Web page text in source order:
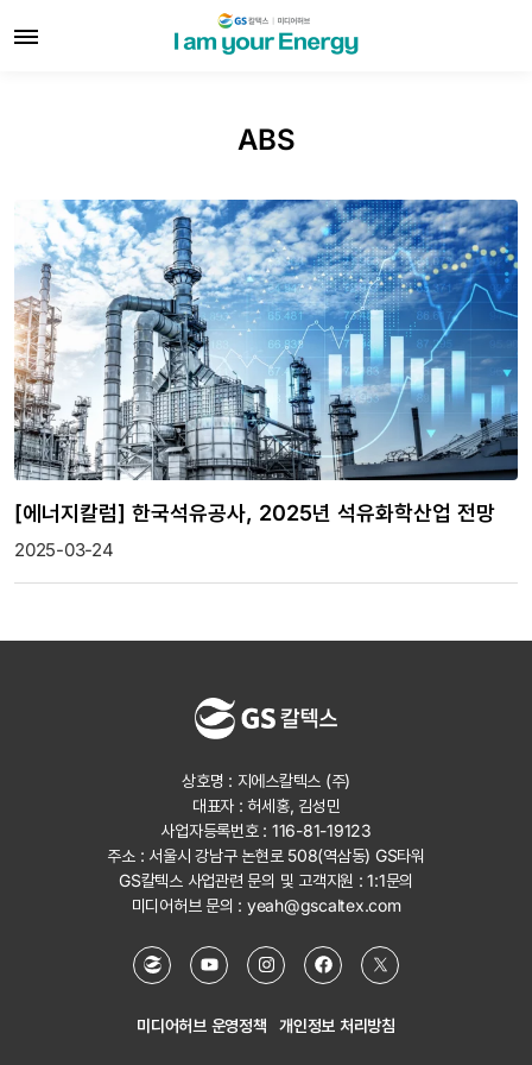
ABS
[에너지칼럼] 한국석유공사, 2025년 석유화학산업 전망
2025-03-24
상호명 : 지에스칼텍스 (주)
대표자 : 허세홍, 김성민
사업자등록번호 : 116-81-19123
주소 : 서울시 강남구 논현로 508(역삼동) GS타워
GS칼텍스 사업관련 문의 및 고객지원 :1:1문의
미디어허브 문의 : yeah@gscaltex.com
미디어허브 운영정책 개인정보 처리방침